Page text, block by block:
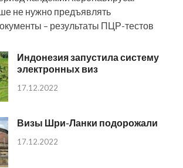
не нужно предъявлять
– результаты ПЦР-тестов
Индонезия запустила систему
электронных виз
17.12.2022
Визы Шри-Ланки подорожали
17.12.2022